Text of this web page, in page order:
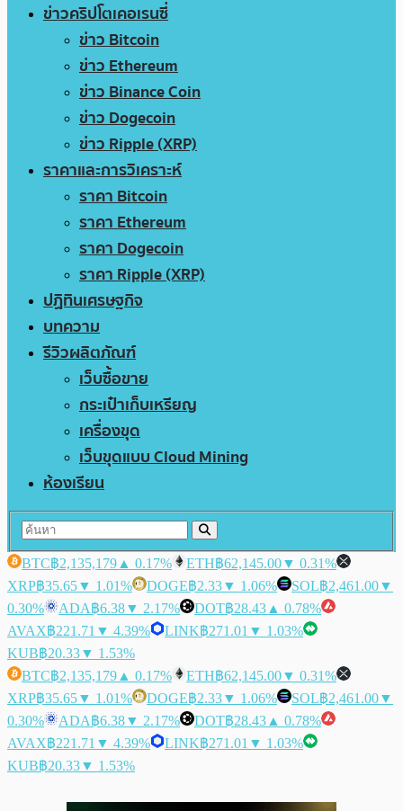
ข่าวคริปโตเคอเรนซี่
ข่าว Bitcoin
ข่าว Ethereum
ข่าว Binance Coin
ข่าว Dogecoin
ข่าว Ripple (XRP)
ราคาและการวิเคราะห์
ราคา Bitcoin
ราคา Ethereum
ราคา Dogecoin
ราคา Ripple (XRP)
ปฏิทินเศรษฐกิจ
บทความ
รีวิวผลิตภัณฑ์
เว็บซื้อขาย
กระเป๋าเก็บเหรียญ
เครื่องขุด
เว็บขุดแบบ Cloud Mining
ห้องเรียน
BTC฿2,135,179 ▲ 0.17% ETH฿62,145.00▼ 0.31%
XRP฿35.65▼ 1.01% DOGE฿2.33▼ 1.06% SOL฿2,461.00▼
0.30%
ADA฿6.38▼ 2.17% DOT฿28.43 ▲ 0.78%
AVAX฿221.71 ▼ 4.39% LINK฿271.01 ▼ 1.03%
KUB฿20.33▼ 1.53%
BTC฿2,135,179 ▲ 0.17% ETH฿62,145.00▼ 0.31%
XRP฿35.65▼ 1.01% DOGE฿2.33▼ 1.06% SOL฿2,461.00▼
0.30%
ADA฿6.38▼ 2.17% DOT฿28.43 ▲ 0.78%
AVAX฿221.71 ▼ 4.39% LINK฿271.01 ▼ 1.03%
KUB฿20.33▼ 1.53%